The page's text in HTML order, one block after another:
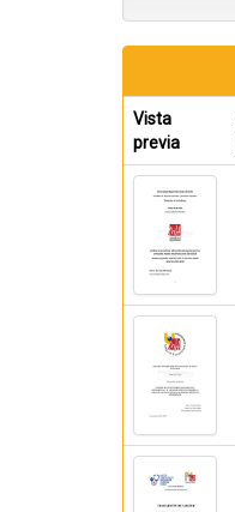
Vista
previa